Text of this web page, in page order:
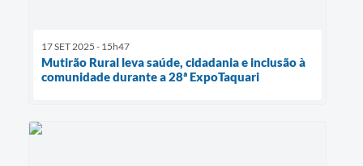
17 SET 2025 - 15h47
Mutirão Rural leva saúde, cidadania e inclusão à
comunidade durante a 28ª ExpoTaquari